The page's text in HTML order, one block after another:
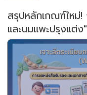
สรุปหลักเกณฑ์ใหม่!
และนมแพะปรุงแต่